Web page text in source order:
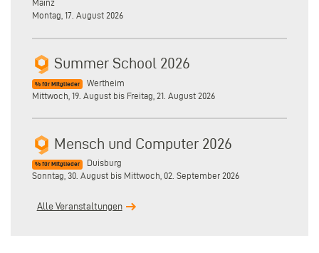
Mainz
Montag, 17. August 2026
Summer School 2026
% für Mitglieder
Wertheim
Mittwoch, 19. August bis Freitag, 21. August 2026
Mensch und Computer 2026
% für Mitglieder
Duisburg
Sonntag, 30. August bis Mittwoch, 02. September 2026
Alle Veranstaltungen